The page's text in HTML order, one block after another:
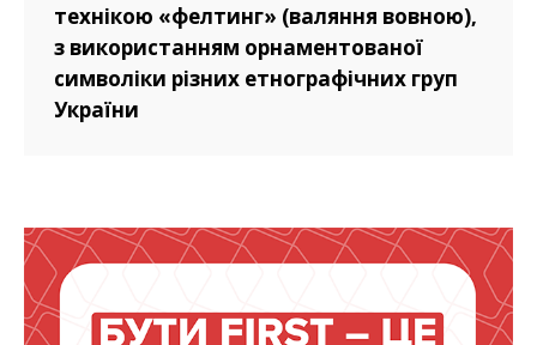
технікою «фелтинг» (валяння вовною),
з використанням орнаментованої
символіки різних етнографічних груп
України